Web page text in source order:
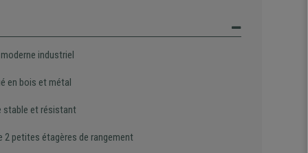
industriel
en bois et métal
stable et résistant
2 petites étagères de rangement